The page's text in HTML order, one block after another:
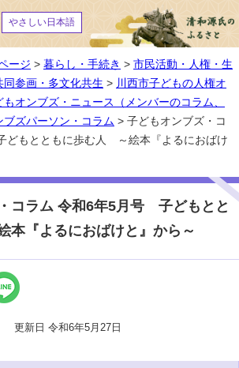
やさしい日本語
ージ > 暮らし・手続き > 市民活動・人権・生
同参画・多文化共生 > 川西市子どもの人権オ
もオンブズ・ニュース（メンバーのコラム、
ブズパーソン・コラム > 子どもオンブズ・コ
どもとともに歩む人 ～絵本『よるにおばけ
コラム 令和6年5月号 子どもとと
本『よるにおばけと』から～
更新日 令和6年5月27日